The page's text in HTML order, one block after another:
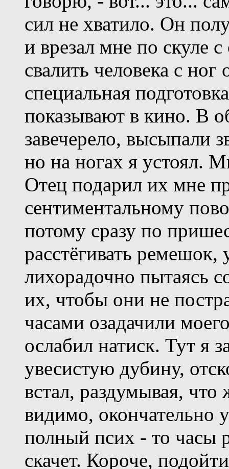
сил не хватило. Он
и врезал мне по скуле
свалить человека с
специальная
показывают в кино. В
завечерело, высыпали
но на ногах я устоял.
Отец подарил их мне
сентиментальному
потому сразу по
расстёгивать ремешок,
лихорадочно пытаясь
их, чтобы они не
часами озадачили
ослабил натиск. Тут я
увесистую дубину,
встал, раздумывая, что
видимо, окончательно
полный псих - то часы
скачет. Короче,